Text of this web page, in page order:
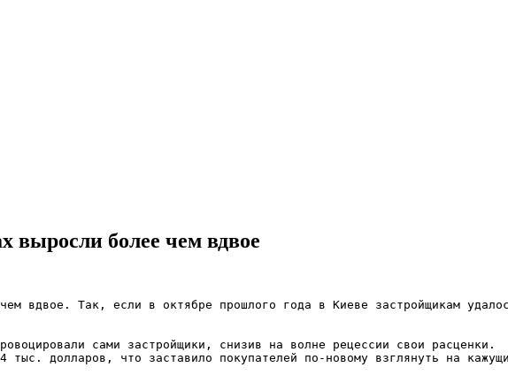
выросли более чем вдвое
вдвое. Так, если в октябре прошлого года в Киеве застройщикам
сами застройщики, снизив на волне рецессии свои расценки.
долларов, что заставило покупателей по-новому взглянуть на